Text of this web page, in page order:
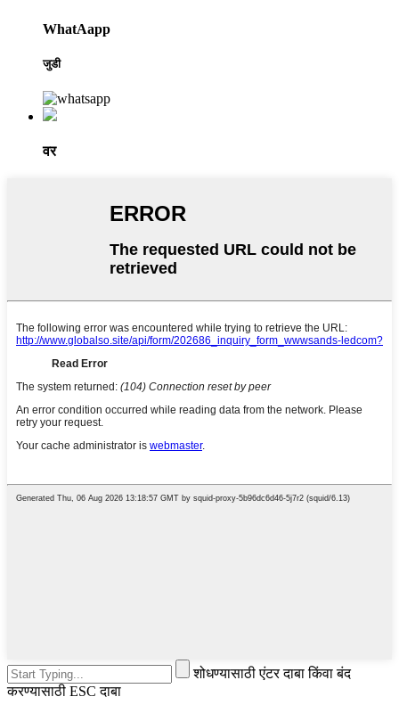
WhatAapp
जुडी
वर
शोधण्यासाठी एंटर दाबा किंवा बंद
करण्यासाठी ESC दाबा